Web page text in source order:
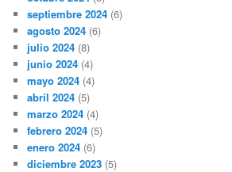
septiembre 2024 (6)
agosto 2024 (6)
julio 2024 (8)
junio 2024 (4)
mayo 2024 (4)
abril 2024 (5)
marzo 2024 (4)
febrero 2024 (5)
enero 2024 (6)
diciembre 2023 (5)